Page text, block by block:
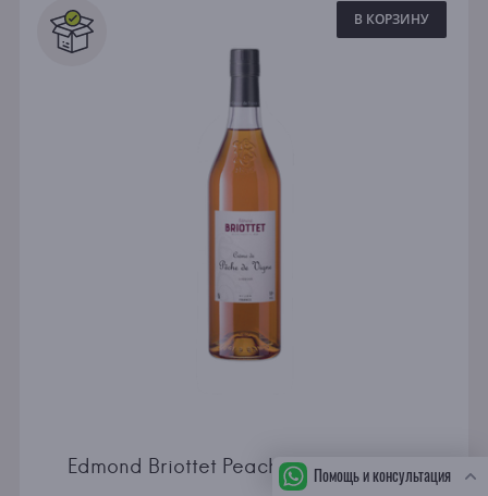
Помощь и консультация
В КОРЗИНУ
Edmond Briottet Peach Cream Liqueur